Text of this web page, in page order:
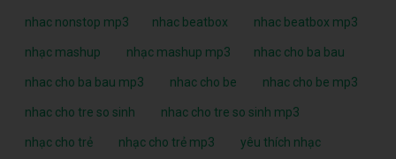
nhac nonstop mp3 nhac beatbox nhac beatbox mp3
nhạc mashup nhạc mashup mp3 nhac cho ba bau
nhac cho ba bau mp3 nhac cho be nhac cho be mp3
nhac cho tre so sinh nhac cho tre so sinh mp3
nhạc cho trẻ nhạc cho trẻ mp3 yêu thích nhạc